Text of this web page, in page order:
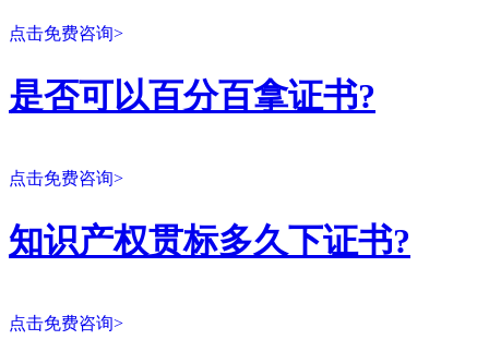
点击免费咨询>
是否可以百分百拿证书?
点击免费咨询>
知识产权贯标多久下证书?
点击免费咨询>